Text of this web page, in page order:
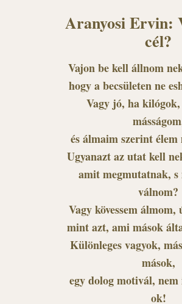
Aranyosi Ervin:
cél?
Vajon be kell állnom
hogy a becsületen ne
Vagy jó, ha
és álmaim szerint élem
Ugyanazt az utat kell
amit megmutatnak, s
válnom?
Vagy kövessem álmom,
mint azt, ami mások
Különleges vagyok,
mások,
egy dolog motivál,
ok!